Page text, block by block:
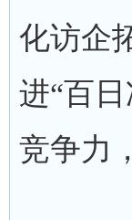
化访企
进“百
竞争力